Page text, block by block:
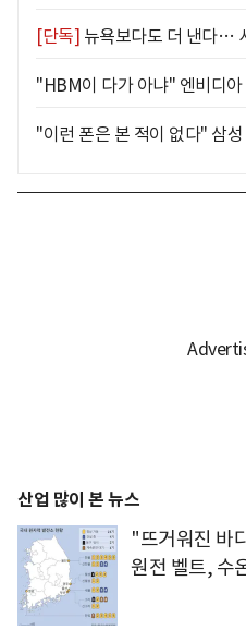
[단독] 뉴욕보다도 더 낸다…
"HBM이 다가 아냐" 엔비디
"이런 폰은 본 적이 없다" 삼
산업 많이 본 뉴스
"뜨거워진 바
원전 벨트, 수